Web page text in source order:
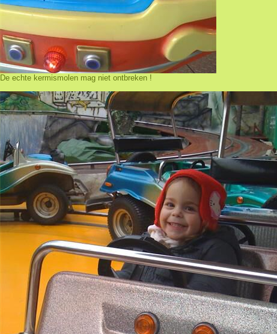
De echte kermismolen mag niet ontbreken !